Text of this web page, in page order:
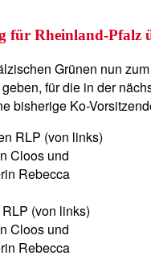
für Rheinland-Pfalz
Grünen nun
für die in der
bisherige Ko-
(von links)
Cloos und
Rebecca